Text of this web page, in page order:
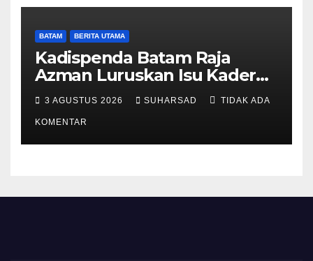
BATAM BERITA UTAMA
Kadispenda Batam Raja
Azman Luruskan Isu Kader
Pajak RT/RW: Bukan Petugas
Pajak Permanen, Hanya
Pendataan untuk Digitalisasi
hingga 2030
3 AGUSTUS 2026 SUHARSAD TIDAK ADA
KOMENTAR